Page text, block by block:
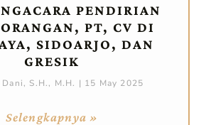
PENDIRIAN
PT, CV DI
SIDOARJO, DAN
GRESIK
Dani, S.H., M.H. 15 May 2025
Selengkapnya »